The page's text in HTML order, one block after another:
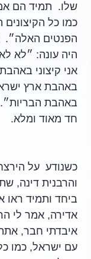
שלו.  תמיד הם
כמו כל
הפנטים האלה״.
היה עונה: ״לא לא
אני קיצוני
באהבת ארץ
באהבת
חד מאוד ומלא.
כשנודע  על
והרבנית דינה,
ביחד ותמיד ראו
אדירה, אמר לי
איבדתי חבר,
עם ישראל, כמו